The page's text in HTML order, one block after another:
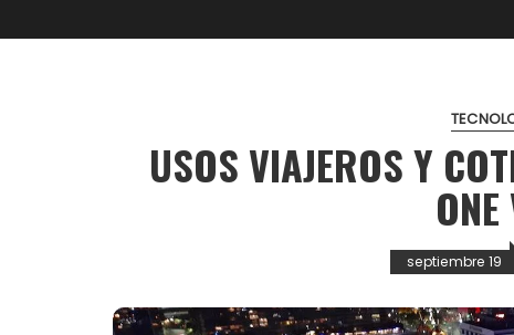
USOS VIAJEROS Y
septiembre 19